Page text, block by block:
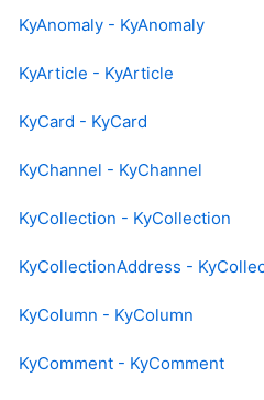
KyAnomaly - KyAnomaly
KyArticle - KyArticle
KyCard - KyCard
KyChannel - KyChannel
KyCollection - KyCollection
KyCollectionAddress -
KyColumn - KyColumn
KyComment - KyComment